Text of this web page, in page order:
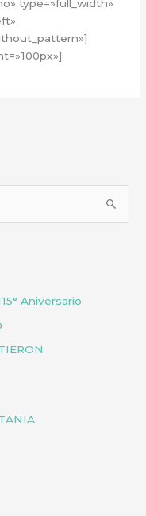
type=»full_width»
Aniversario